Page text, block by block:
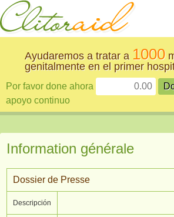
Ayudaremos a tratar a 1000
genitalmente en el primer
Por favor done ahora
apoyo continuo
Information générale
Dossier de Presse
Descripción